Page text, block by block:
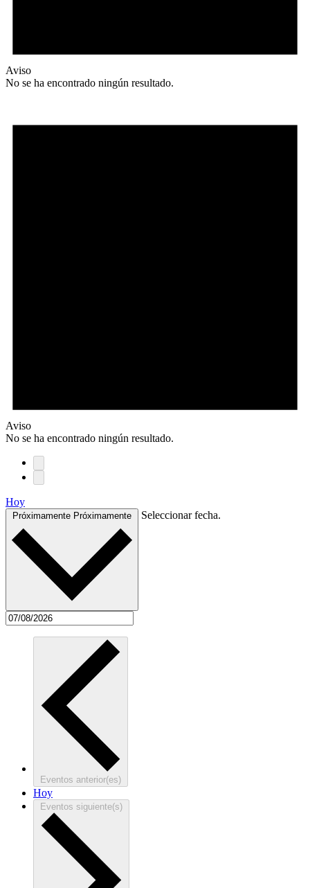
Aviso
No se ha encontrado ningún resultado.
Aviso
No se ha encontrado ningún resultado.
Hoy
Próximamente Próximamente Seleccionar fecha.
Eventos anterior(es)
Hoy
Eventos siguiente(s)